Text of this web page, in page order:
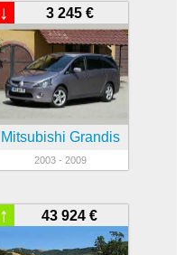
3 245 €
↓
Mitsubishi Grandis
2003 - 2009
43 924 €
↑